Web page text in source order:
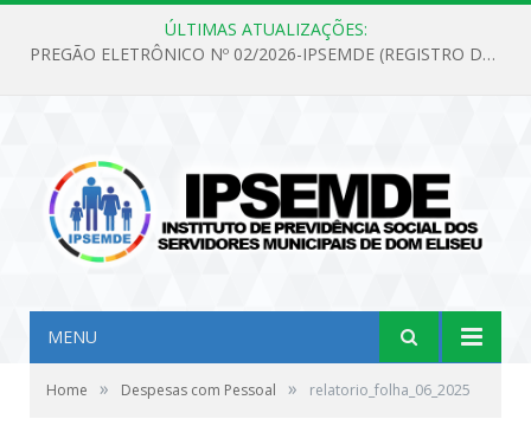
ÚLTIMAS ATUALIZAÇÕES:
PREGÃO ELETRÔNICO Nº 02/2026-IPSEMDE (REGISTRO DE PREÇOS PARA FUTURA E EVENTUAL AQUISIÇÃO DE MATERIAL DE LIMPEZA E GÊNEROS ALIMENTÍCIOS PARA ATENDER AS NECESSIDADES DO INSTITUTO DE PREVIDÊNCIA SOCIAL DOS SERVIDORES MUNICIPAIS DE DOM ELISEU.)
MENU
Home » Despesas com Pessoal » relatorio_folha_06_2025